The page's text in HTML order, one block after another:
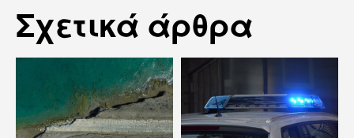
Σχετικά άρθρα